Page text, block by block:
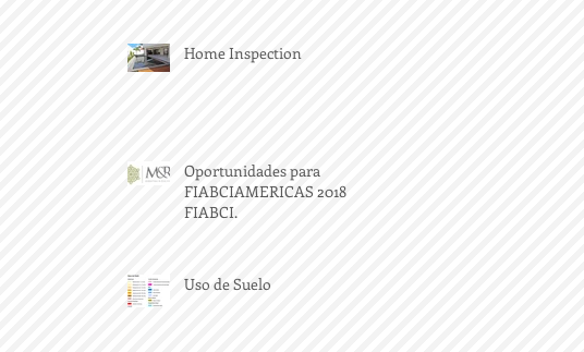
Home Inspection
Oportunidades para
FIABCIAMERICAS 2018
FIABCI.
Uso de Suelo